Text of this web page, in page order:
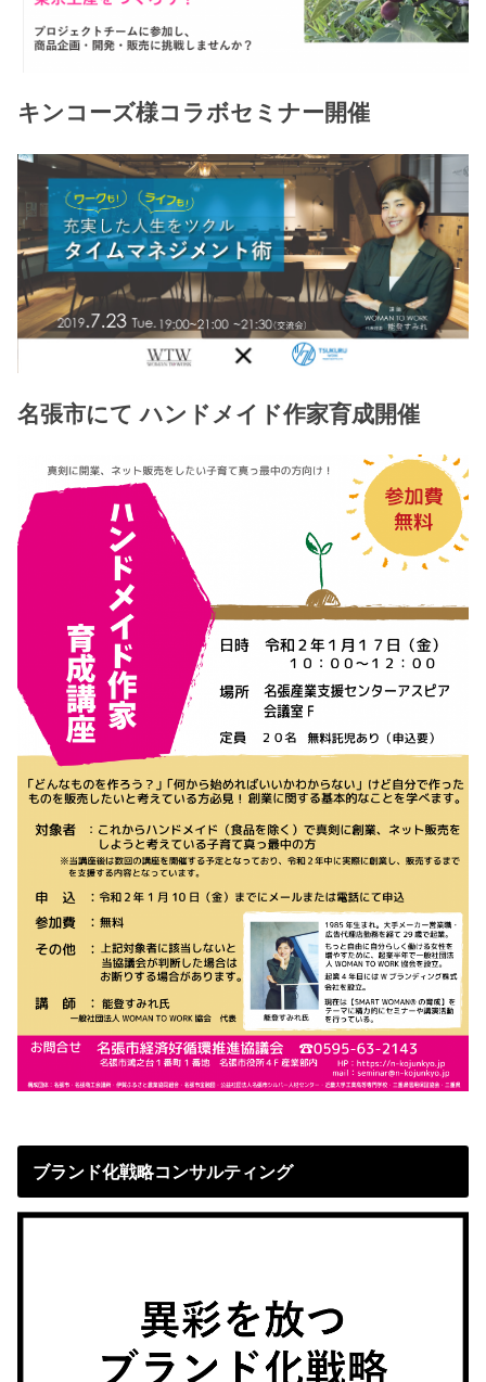
キンコーズ様コラボセミナー開催
名張市にて ハンドメイド作家育成開催
ブランド化戦略コンサルティング